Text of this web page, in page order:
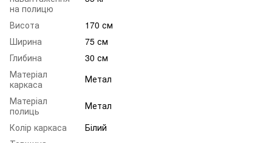
на полицю
Висота
170 см
Ширина
75 см
Глибина
30 см
Матеріал
каркаса
Метал
Матеріал
полиць
Метал
Колір каркаса
Білий